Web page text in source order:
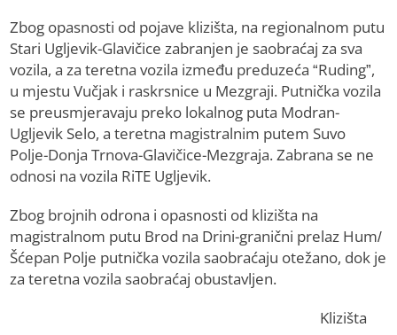
Zbog opasnosti od pojave klizišta, na regionalnom putu
Stari Ugljevik-Glavičice zabranjen je saobraćaj za sva
vozila, a za teretna vozila između preduzeća “Ruding”,
u mjestu Vučjak i raskrsnice u Mezgraji. Putnička vozila
se preusmjeravaju preko lokalnog puta Modran-
Ugljevik Selo, a teretna magistralnim putem Suvo
Polje-Donja Trnova-Glavičice-Mezgraja. Zabrana se ne
odnosi na vozila RiTE Ugljevik.
Zbog brojnih odrona i opasnosti od klizišta na
magistralnom putu Brod na Drini-granični prelaz Hum/
Šćepan Polje putnička vozila saobraćaju otežano, dok je
za teretna vozila saobraćaj obustavljen.
Klizišta